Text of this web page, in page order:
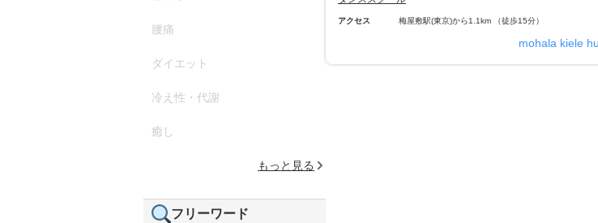
アクセス 梅屋敷駅(東京)から1.1km （徒歩15分）
mohala kiele
腰痛
ダイエット
冷え性・代謝
癒し
もっと見る
フリーワード